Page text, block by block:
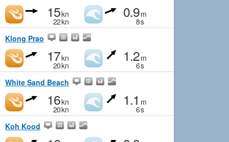
15kn
22kn
0.9m
8s
Klong Prao
17kn
20kn
1.2m
6s
White Sand Beach
16kn
20kn
1.1 m
6s
Koh Kood